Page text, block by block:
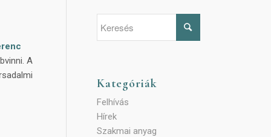
A
Kategóriák
Felhívás
Hírek
Szakmai anyag